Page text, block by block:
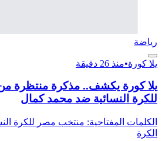
رياضة
يلا كورة•منذ 26 دقيقة
يلا كورة يكشف.. مذكرة منتظرة
للكرة النسائية ضد محمد كمال
الكلمات المفتاحية: منتخب مصر للكرة
الكرة